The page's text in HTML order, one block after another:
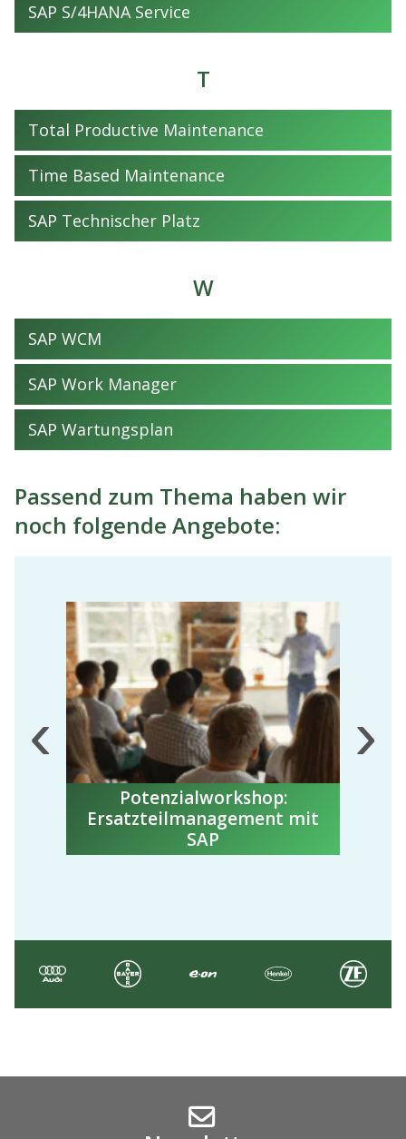
SAP S/4HANA Service
T
Total Productive Maintenance
Time Based Maintenance
SAP Technischer Platz
W
SAP WCM
SAP Work Manager
SAP Wartungsplan
Passend zum Thema haben wir
noch folgende Angebote:
‹
Potenzialworkshop:
Ersatzteilmanagement mit
SAP
›